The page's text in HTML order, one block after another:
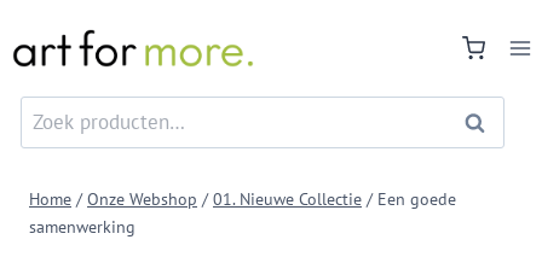
naar
Zoeken
naar:
Zoeken
Home / Onze Webshop / 01. Nieuwe Collectie / Een goede
samenwerking